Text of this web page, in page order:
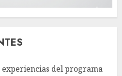
del programa